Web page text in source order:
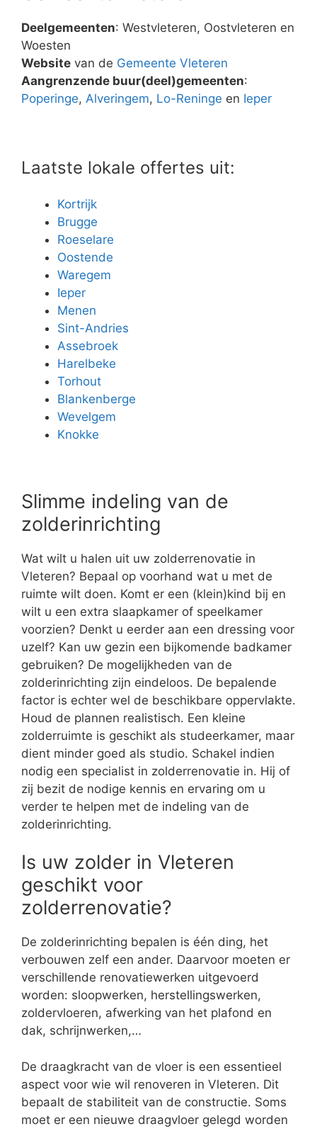
Deelgemeenten: Westvleteren, Oostvleteren en
Woesten
Website van de Gemeente Vleteren
Aangrenzende buur(deel)gemeenten:
Poperinge, Alveringem, Lo-Reninge en Ieper
Laatste lokale offertes uit:
Kortrijk
Brugge
Roeselare
Oostende
Waregem
Ieper
Menen
Sint-Andries
Assebroek
Harelbeke
Torhout
Blankenberge
Wevelgem
Knokke
Slimme indeling van de
zolderinrichting
Wat wilt u halen uit uw zolderrenovatie in
Vleteren? Bepaal op voorhand wat u met de
ruimte wilt doen. Komt er een (klein)kind bij en
wilt u een extra slaapkamer of speelkamer
voorzien? Denkt u eerder aan een dressing voor
uzelf? Kan uw gezin een bijkomende badkamer
gebruiken? De mogelijkheden van de
zolderinrichting zijn eindeloos. De bepalende
factor is echter wel de beschikbare oppervlakte.
Houd de plannen realistisch. Een kleine
zolderruimte is geschikt als studeerkamer, maar
dient minder goed als studio. Schakel indien
nodig een specialist in zolderrenovatie in. Hij of
zij bezit de nodige kennis en ervaring om u
verder te helpen met de indeling van de
zolderinrichting.
Is uw zolder in Vleteren
geschikt voor
zolderrenovatie?
De zolderinrichting bepalen is één ding, het
verbouwen zelf een ander. Daarvoor moeten er
verschillende renovatiewerken uitgevoerd
worden: sloopwerken, herstellingswerken,
zoldervloeren, afwerking van het plafond en
dak, schrijnwerken,…
De draagkracht van de vloer is een essentieel
aspect voor wie wil renoveren in Vleteren. Dit
bepaalt de stabiliteit van de constructie. Soms
moet er een nieuwe draagvloer gelegd worden